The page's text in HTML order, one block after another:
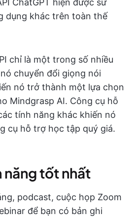
ChatGPT hiện được sử
dụng khác trên toàn thế
chỉ là một trong số nhiều
chuyển đổi giọng nói
nó trở thành một lựa chọn
Mindgrasp AI. Công cụ hỗ
tính năng khác khiến nó
cụ hỗ trợ học tập quý giá.
năng tốt nhất
podcast, cuộc họp Zoom
để bạn có bản ghi